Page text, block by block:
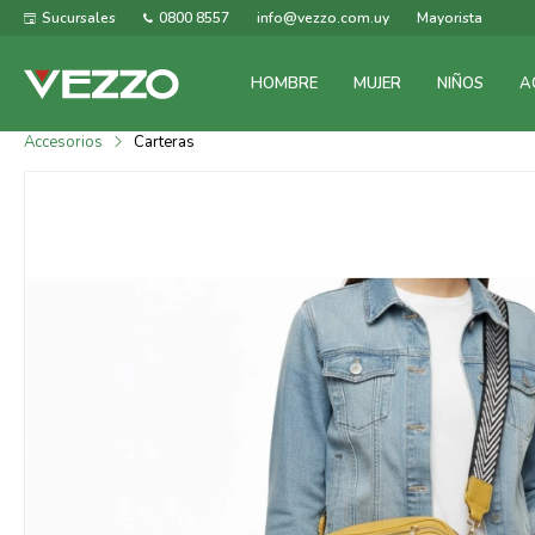
HOMBRE MUJER NIÑOS
Sucursales 0800 8557 info@vezzo.com.uy Mayorista
Accesorios Carteras